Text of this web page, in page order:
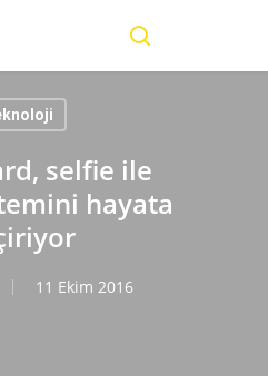
selfie ile
hayata
11 Ekim 2016